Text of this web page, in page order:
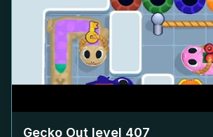
Gecko Out level 407